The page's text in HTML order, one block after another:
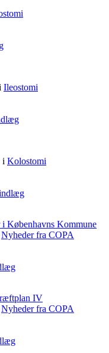
Ileostomi
i Kolostomi
Københavns Kommune
Nyheder fra COPA
IV
Nyheder fra COPA